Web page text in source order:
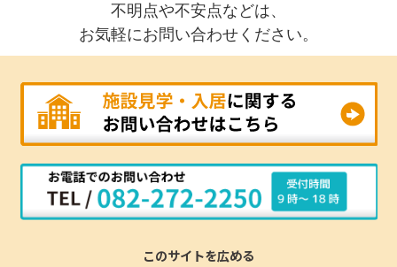
不明点や不安点などは、
お気軽にお問い合わせください。
このサイトを広める